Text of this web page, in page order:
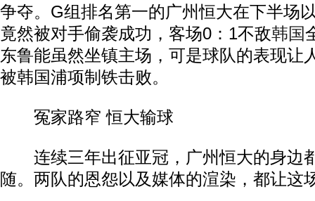
争夺。G组排名第一的广州恒大在下半场
竟然被对手偷袭成功，客场0：1不敌韩国
东鲁能虽然坐镇主场，可是球队的表现让
被韩国浦项制铁击败。
冤家路窄 恒大输球
连续三年出征亚冠，广州恒大的身边
随。两队的恩怨以及媒体的渲染，都让这